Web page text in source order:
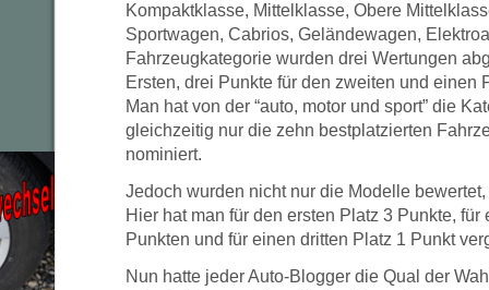
Kompaktklasse, Mittelklasse, Obere
Sportwagen, Cabrios, Geländewagen,
Fahrzeugkategorie wurden drei Wertungen
Ersten, drei Punkte für den zweiten und einen
Man hat von der “auto, motor und sport” die
gleichzeitig nur die zehn bestplatzierten
nominiert.
Jedoch wurden nicht nur die Modelle
Hier hat man für den ersten Platz 3 Punkte,
Punkten und für einen dritten Platz 1 Punkt
Nun hatte jeder Auto-Blogger die Qual der